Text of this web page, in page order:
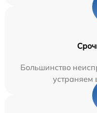
Большинство
устраняем